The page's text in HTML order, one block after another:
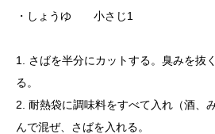
・しょうゆ 小さじ1
1. さばを半分にカットする。臭みを抜
る。
2. 耐熱袋に調味料をすべて入れ（酒、
んで混ぜ、さばを入れる。